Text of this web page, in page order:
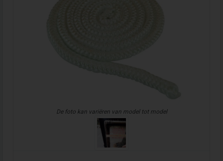
De foto kan variëren van model tot model